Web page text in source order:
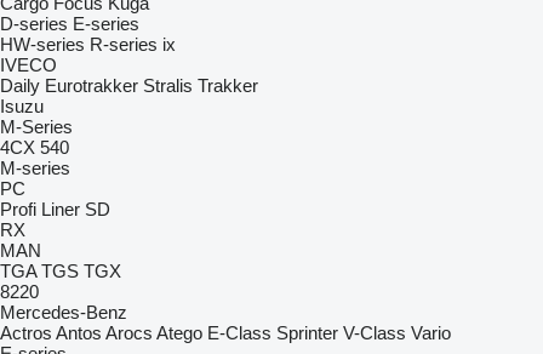
D-series E-series
HW-series R-series ix
IVECO
Daily Eurotrakker Stralis Trakker
Isuzu
M-Series
4CX 540
M-series
PC
Profi Liner SD
RX
MAN
TGA TGS TGX
8220
Mercedes-Benz
Actros Antos Arocs Atego E-Class Sprinter V-Class Vario